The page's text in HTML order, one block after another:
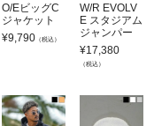
O/EビッグC
ジャケット
¥9,790 （税込）
W/R EVOLV
E スタジアム
ジャンパー
¥17,380
（税込）